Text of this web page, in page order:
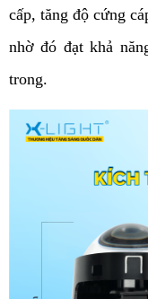
cấp, tăng độ cứng
nhờ đó đạt khả
trong.